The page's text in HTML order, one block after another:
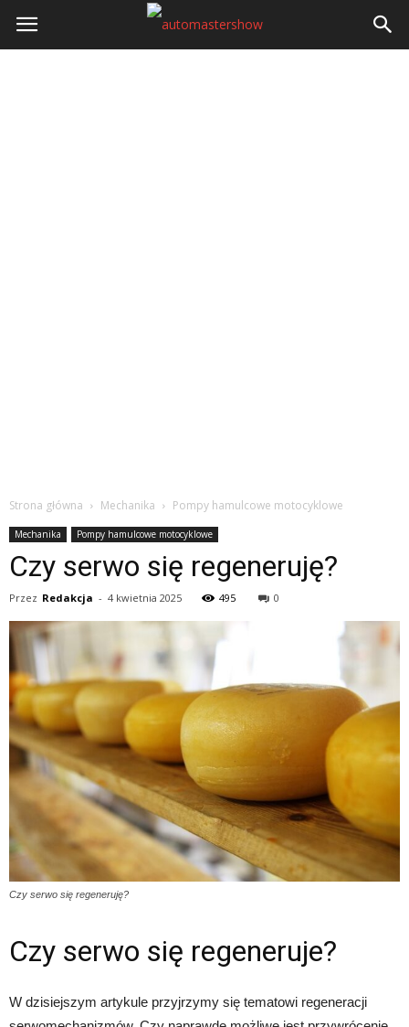
Strona główna Mechanika Pompy hamulcowe motocyklowe
Mechanika Pompy hamulcowe motocyklowe
Czy serwo się regeneruję?
Przez Redakcja - 4 kwietnia 2025 495 0
Czy serwo się regeneruję?
Czy serwo się regeneruje?
W dzisiejszym artykule przyjrzymy się tematowi regeneracji